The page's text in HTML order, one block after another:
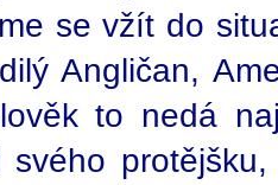
se vžít do
Angličan,
to nedá
svého